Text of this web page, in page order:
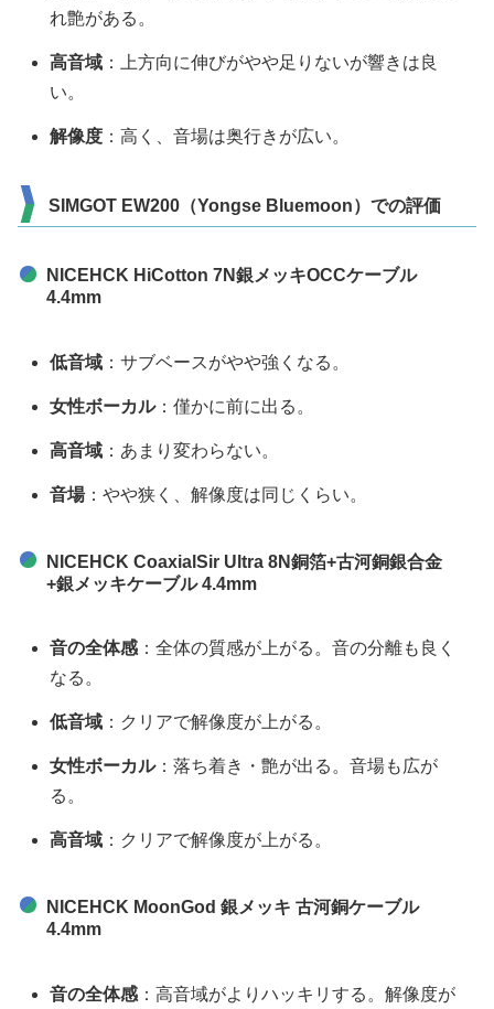
れ艶がある。
高音域 ：上方向に伸びがやや足りないが響きは良
い。
解像度 ：高く、音場は奥行きが広い。
SIMGOT EW200（Yongse Bluemoon）での評価
NICEHCK HiCotton 7N銀メッキOCCケーブル
4.4mm
低音域 ：サブベースがやや強くなる。
女性ボーカル：僅かに前に出る。
高音域 ：あまり変わらない。
音場：やや狭く、解像度は同じくらい。
NICEHCK CoaxialSir Ultra 8N銅箔+古河銅銀合金
+銀メッキケーブル 4.4mm
音の全体感：全体の質感が上がる。音の分離も良く
なる。
低音域 ：クリアで解像度が上がる。
女性ボーカル：落ち着き・艶が出る。音場も広が
る。
高音域 ：クリアで解像度が上がる。
NICEHCK MoonGod 銀メッキ 古河銅ケーブル
4.4mm
音の全体感 ：高音域がよりハッキリする。解像度が